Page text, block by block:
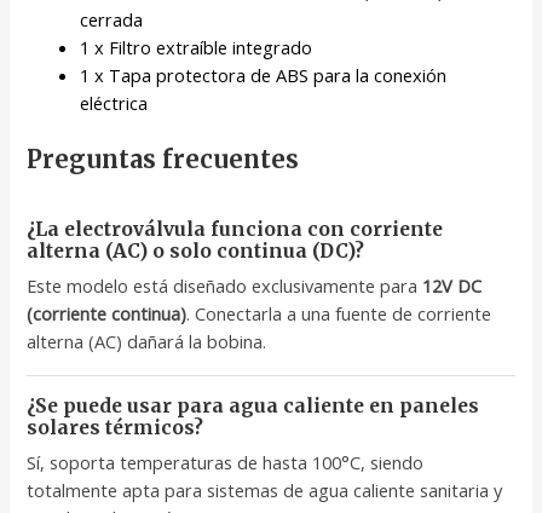
cerrada
1 x Filtro extraíble integrado
1 x Tapa protectora de ABS para la conexión
eléctrica
Preguntas frecuentes
¿La electroválvula funciona con corriente
alterna (AC) o solo continua (DC)?
Este modelo está diseñado exclusivamente para 12V DC
(corriente continua). Conectarla a una fuente de corriente
alterna (AC) dañará la bobina.
¿Se puede usar para agua caliente en paneles
solares térmicos?
Sí, soporta temperaturas de hasta 100°C, siendo
totalmente apta para sistemas de agua caliente sanitaria y